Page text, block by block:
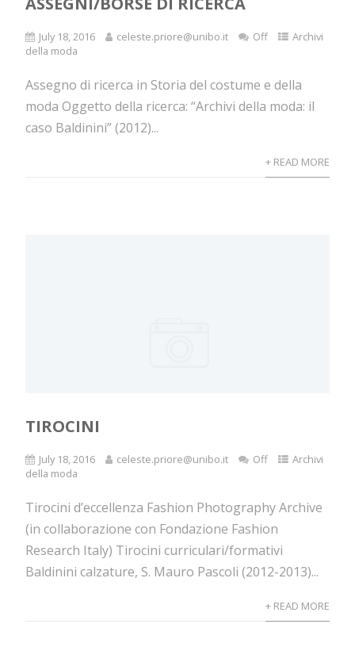
July 18, 2016 celeste.priore@unibo.it Off
Archivi
della moda
Assegno di ricerca in Storia del costume e della
moda Oggetto della ricerca: “Archivi della moda: il
caso Baldinini” (2012)...
+ READ MORE
TIROCINI
July 18, 2016 celeste.priore@unibo.it Off
Archivi
della moda
Tirocini d’eccellenza Fashion Photography Archive
(in collaborazione con Fondazione Fashion
Research Italy) Tirocini curriculari/formativi
Baldinini calzature, S. Mauro Pascoli (2012-2013)...
+ READ MORE